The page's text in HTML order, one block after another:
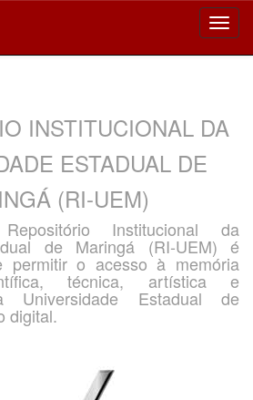
INSTITUCIONAL DA
ESTADUAL DE
(RI-UEM)
Institucional da
de Maringá (RI-UEM) é
permitir o acesso à memória
técnica, artística e
Universidade Estadual de
digital.